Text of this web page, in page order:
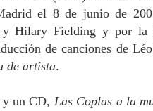
el 8 de junio de
y Hilary Fielding y por la
de canciones de
de artista.
y un CD, Las Coplas a la